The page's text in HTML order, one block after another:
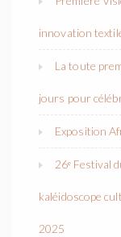
innovation
La toute
jours pour
Exposition
26ᵉ Festival
kaléidoscope
2025